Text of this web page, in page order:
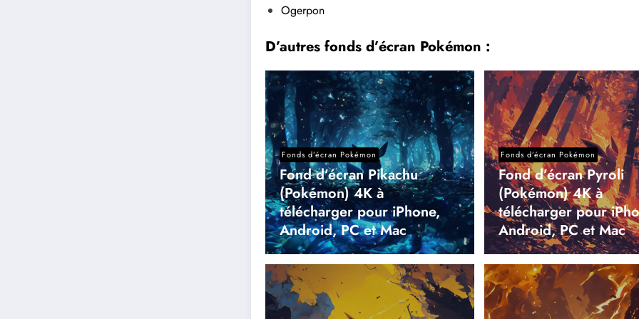
Ogerpon
D’autres fonds d’écran Pokémon :
Fonds d’écran Pokémon
Fond d’écran Pikachu
(Pokémon) 4K à
télécharger pour iPhone,
Android, PC et Mac
Fonds d’écran Pokémon
Fond d’écran Pyroli
(Pokémon) 4K à
télécharger pour
Android, PC et Mac